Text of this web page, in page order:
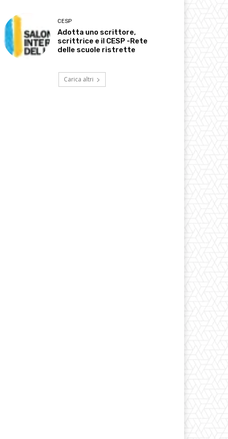
CESP
Adotta uno scrittore,
scrittrice e il CESP -Rete
delle scuole ristrette
Carica altri